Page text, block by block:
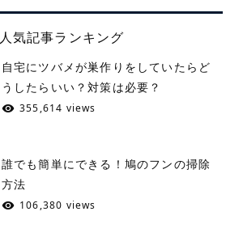
人気記事ランキング
自宅にツバメが巣作りをしていたらど
うしたらいい？対策は必要？
355,614 views
誰でも簡単にできる！鳩のフンの掃除
方法
106,380 views